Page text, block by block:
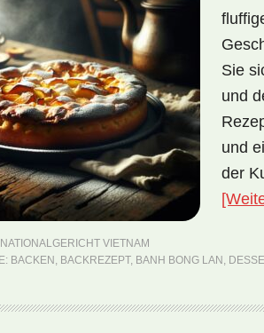
Sie
und
und
der
NATIONALGERICHT VIETNAM
BACKEN , BACKREZEPT, BANH BONG LAN ,